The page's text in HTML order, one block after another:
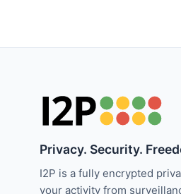
Privacy. Security.
I2P is a fully encrypted
your activity from